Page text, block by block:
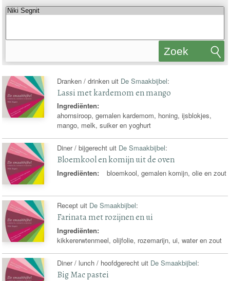
Zoek
Dranken / drinken uit De Smaakbijbel:
Lassi met kardemom en mango
Ingrediënten:
ahornsiroop, gemalen kardemom, honing, ijsblokjes,
mango, melk, suiker en yoghurt
Diner / bijgerecht uit De Smaakbijbel:
Bloemkool en komijn uit de oven
Ingrediënten: bloemkool, gemalen komijn, olie en zout
Recept uit De Smaakbijbel:
Farinata met rozijnen en ui
Ingrediënten:
kikkererwtenmeel, olijfolie, rozemarijn, ui, water en zout
Diner / lunch / hoofdgerecht uit De Smaakbijbel:
Big Mac pastei